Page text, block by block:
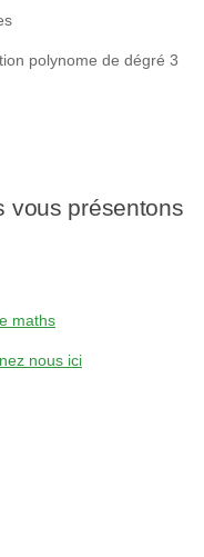
polynome de dégré 3
vous présentons
maths
nous ici